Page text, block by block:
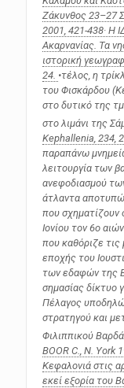
Zάκυνθος 23–27
2001, 421-438· Η
Ακαρνανίας. Τα
ιστορική
24. •τέλος, η
του Φισκάρδου
στο δυτικό της
στο λιμάνι της
Kephallenia , 234,
παραπάνω
λειτουργία των
ανεφοδιασμού
άτλαντα
που σχηματίζουν
Ιονίου τον 6ο
που καθόριζε τις
εποχής του
των εδαφών της
σημασίας δίκτυο
Πέλαγος
στρατηγού και
Φιλιππικού
BOOR C., N. York
Kεφαλονιά στις
εκεί εξορία του